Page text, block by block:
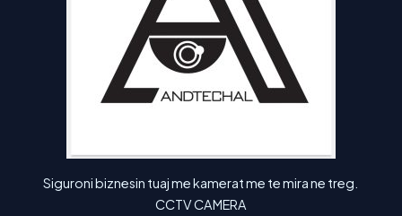
Siguroni biznesin tuaj me kamerat me te mira ne treg.
CCTV CAMERA